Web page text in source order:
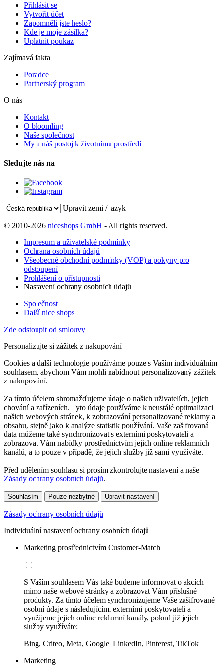
Přihlásit se
Vytvořit účet
Zapomněli jste heslo?
Kde je moje zásilka?
Uplatnit poukaz
Zajímavá fakta
Poradce
Partnerský program
O nás
Kontakt
O bloomling
Naše společnost
My a náš postoj k životnímu prostředí
Sledujte nás na
Upravit zemi / jazyk
© 2010-2026 niceshops GmbH - All rights reserved.
Impresum a uživatelské podmínky
Ochrana osobních údajů
Všeobecné obchodní podmínky (VOP) a pokyny pro
odstoupení
Prohlášení o přístupnosti
Nastavení ochrany osobních údajů
Společnost
Další nice shops
Zde odstoupit od smlouvy
Personalizujte si zážitek z nakupování
Cookies a další technologie používáme pouze s Vaším individuálním
souhlasem, abychom Vám mohli nabídnout personalizovaný zážitek
z nakupování.
Za tímto účelem shromažďujeme údaje o našich uživatelích, jejich
chování a zařízeních. Tyto údaje používáme k neustálé optimalizaci
našich webových stránek, k zobrazování personalizované reklamy a
obsahu, stejně jako k analýze statistik používání. Vaše zašifrovaná
data můžeme také synchronizovat s externími poskytovateli a
zobrazovat Vám nabídky prostřednictvím jejich online reklamních
kanálů, a to pouze v případě, že jejich služby již sami využíváte.
Před udělením souhlasu si prosím zkontrolujte nastavení a naše
Zásady ochrany osobních údajů.
Souhlasím Pouze nezbytné Upravit nastavení
Zásady ochrany osobních údajů
Individuální nastavení ochrany osobních údajů
Marketing prostřednictvím Customer-Match
S Vaším souhlasem Vás také budeme informovat o akcích
mimo naše webové stránky a zobrazovat Vám příslušné
produkty. Za tímto účelem synchronizujeme Vaše zašifrované
osobní údaje s následujícími externími poskytovateli a
využijeme jejich online reklamní kanály, pokud již jejich
služby využíváte:
Bing, Criteo, Meta, Google, LinkedIn, Pinterest, TikTok
Marketing